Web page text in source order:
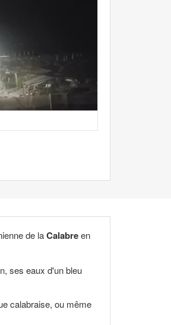
de laCalabreen
ses eaux d'un bleu
calabraise, ou même